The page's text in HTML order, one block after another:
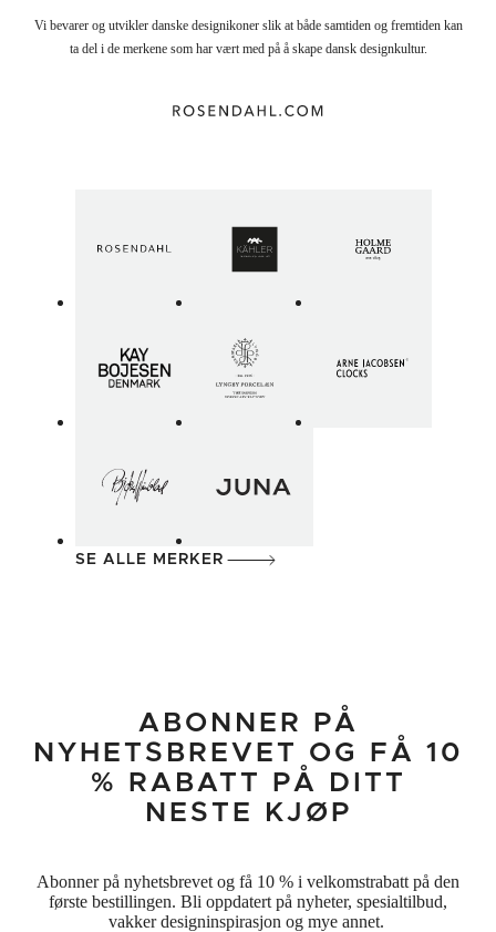
Vi bevarer og utvikler danske designikoner slik at både samtiden og fremtiden kan
ta del i de merkene som har vært med på å skape dansk designkultur.
SE ALLE MERKER
ABONNER PÅ
NYHETSBREVET OG FÅ 10
% RABATT PÅ DITT
NESTE KJØP
Abonner på nyhetsbrevet og få 10 % i velkomstrabatt på den
første bestillingen. Bli oppdatert på nyheter, spesialtilbud,
vakker designinspirasjon og mye annet.